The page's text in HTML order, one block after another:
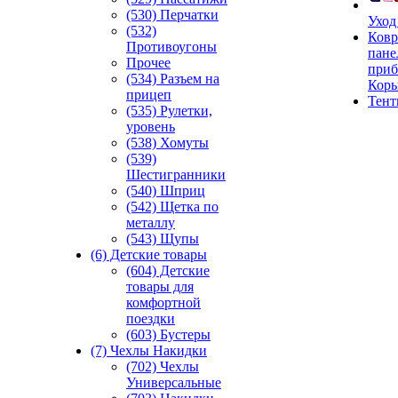
(530) Перчатки
(532)
Противоугоны
Прочее
(534) Разъем на
прицеп
(535) Рулетки,
уровень
(538) Хомуты
(539)
Шестигранники
(540) Шприц
(542) Щетка по
металлу
(543) Щупы
(6) Детские товары
(604) Детские
товары для
комфортной
поездки
(603) Бустеры
(7) Чехлы Накидки
(702) Чехлы
Универсальные
Уход